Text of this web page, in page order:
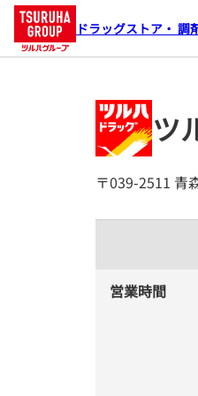
ドラッグストア・ 調
ツ
〒039-2511 青
営業時間